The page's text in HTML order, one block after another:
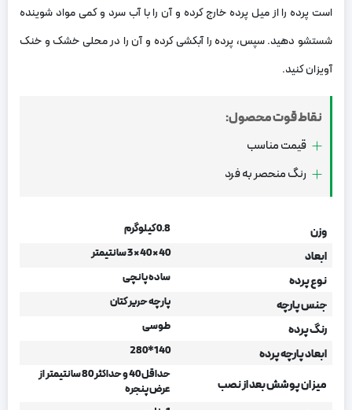
است پرده را از میل پرده خارج کرده و آن را با آب سرد و کمی مواد شوینده‌
شستشو دهید. سپس، پرده را آبکشی کرده و آن را در محلی خشک و خنک
آویزان کنید.
نقاط قوت محصول:
قیمت مناسب
رنگ منحصر به فرد
وزن 0.8 کیلوگرم
ابعاد 40 × 40 × 3 سانتیمتر
نوع پرده ساده پانچی
جنس پارچه پارچه حریر کتان
رنگ پرده طوسی
ابعاد پارچه پرده 140*280
میزان پوشش بعد از نصب
حداقل 40 و حداکثر 80 سانتیمتر از
عرض پنجره